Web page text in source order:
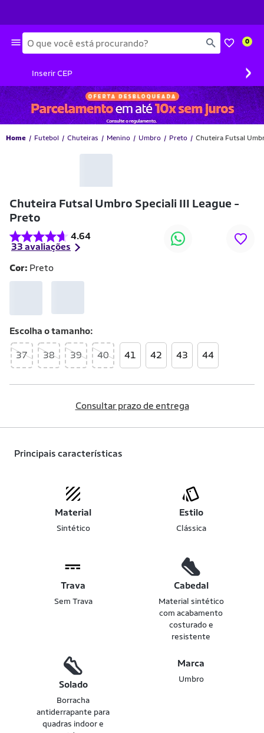
Busca 0
Inserir CEP ›
Home Futebol Chuteiras Menino Umbro Preto Chuteira Futsal
Chuteira Futsal Umbro Speciali III League -
Preto
4.64
33 avaliações
Cor: Preto
Escolha otamanho
37 38 39 40 41 42 43 44
Consultar prazo de entrega
Principais características
Material
Sintético
Estilo
Clássica
Trava
Sem Trava
Cabedal
Material sintético
com acabamento
costurado e
resistente
Solado
Borracha
antiderrapante para
quadras indoor e
Marca
Umbro